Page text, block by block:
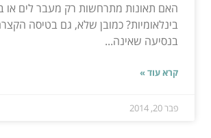
האם תאונות מתרחשות רק מעבר לים או
בינלאומיות? כמובן שלא, גם בטיסה
בנסיעה שאינה...
קרא עוד »
פבר 20, 2014